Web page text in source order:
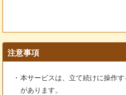
注意事項
本サービスは、立て続けに操作
があります。